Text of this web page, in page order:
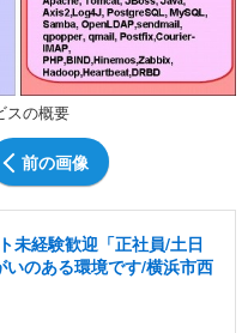
スの概要
前の画像
未経験歓迎「正社員/土日
のある環境です/横浜市西